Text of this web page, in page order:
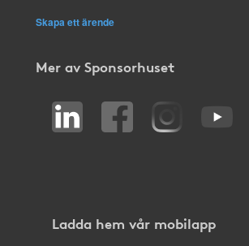
Skapa ett ärende
Mer av Sponsorhuset
Ladda hem vår mobilapp